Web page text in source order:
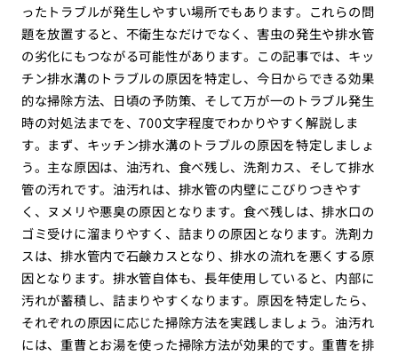
ったトラブルが発生しやすい場所でもあります。これらの問
題を放置すると、不衛生なだけでなく、害虫の発生や排水管
の劣化にもつながる可能性があります。この記事では、キッ
チン排水溝のトラブルの原因を特定し、今日からできる効果
的な掃除方法、日頃の予防策、そして万が一のトラブル発生
時の対処法までを、700文字程度でわかりやすく解説しま
す。まず、キッチン排水溝のトラブルの原因を特定しましょ
う。主な原因は、油汚れ、食べ残し、洗剤カス、そして排水
管の汚れです。油汚れは、排水管の内壁にこびりつきやす
く、ヌメリや悪臭の原因となります。食べ残しは、排水口の
ゴミ受けに溜まりやすく、詰まりの原因となります。洗剤カ
スは、排水管内で石鹸カスとなり、排水の流れを悪くする原
因となります。排水管自体も、長年使用していると、内部に
汚れが蓄積し、詰まりやすくなります。原因を特定したら、
それぞれの原因に応じた掃除方法を実践しましょう。油汚れ
には、重曹とお湯を使った掃除方法が効果的です。重曹を排